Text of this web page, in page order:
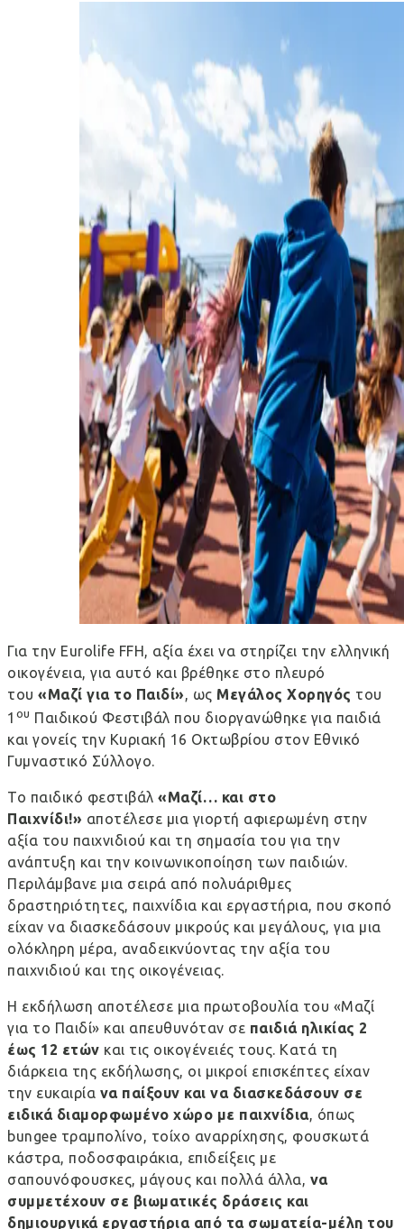
Για την Eurolife FFH, αξία έχει να στηρίζει την ελληνική
οικογένεια, για αυτό και βρέθηκε στο πλευρό
του «Μαζί για το Παιδί», ως Μεγάλος Χορηγός του
1 ου Παιδικού Φεστιβάλ που διοργανώθηκε για παιδιά
και γονείς την Κυριακή 16 Οκτωβρίου στον Εθνικό
Γυμναστικό Σύλλογο.
Το παιδικό φεστιβάλ «Μαζί… και στο
Παιχνίδι!» αποτέλεσε μια γιορτή αφιερωμένη στην
αξία του παιχνιδιού και τη σημασία του για την
ανάπτυξη και την κοινωνικοποίηση των παιδιών.
Περιλάμβανε μια σειρά από πολυάριθμες
δραστηριότητες, παιχνίδια και εργαστήρια, που σκοπό
είχαν να διασκεδάσουν μικρούς και μεγάλους, για μια
ολόκληρη μέρα, αναδεικνύοντας την αξία του
παιχνιδιού και της οικογένειας.
Η εκδήλωση αποτέλεσε μια πρωτοβουλία του «Μαζί
για το Παιδί» και απευθυνόταν σε παιδιά ηλικίας 2
έως 12 ετών και τις οικογένειές τους. Κατά τη
διάρκεια της εκδήλωσης, οι μικροί επισκέπτες είχαν
την ευκαιρία να παίξουν και να διασκεδάσουν σε
ειδικά διαμορφωμένο χώρο με παιχνίδια, όπως
bungee τραμπολίνο, τοίχο αναρρίχησης, φουσκωτά
κάστρα, ποδοσφαιράκια, επιδείξεις με
σαπουνόφουσκες, μάγους και πολλά άλλα, να
συμμετέχουν σε βιωματικές δράσεις και
δημιουργικά εργαστήρια από τα σωματεία-μέλη του